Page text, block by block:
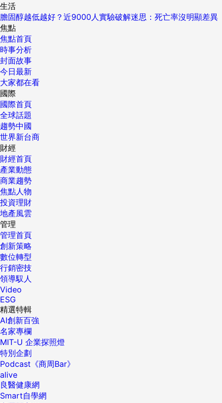
生活
膽固醇越低越好？近9000人實驗破解迷思：死亡率沒明顯差異
焦點
焦點首頁
時事分析
封面故事
今日最新
大家都在看
國際
國際首頁
全球話題
趨勢中國
世界新台商
財經
財經首頁
產業動態
商業趨勢
焦點人物
投資理財
地產風雲
管理
管理首頁
創新策略
數位轉型
行銷密技
領導馭人
Video
ESG
精選特輯
AI創新百強
名家專欄
MIT-U 企業探照燈
特別企劃
Podcast《商周Bar》
alive
良醫健康網
Smart自學網